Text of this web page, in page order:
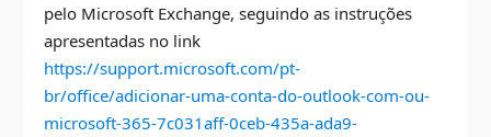
pelo Microsoft Exchange, seguindo as instruções
apresentadas no link
https://support.microsoft.com/pt-
br/office/adicionar-uma-conta-do-outlook-com-ou-
microsoft-365-7c031aff-0ceb-435a-ada9-